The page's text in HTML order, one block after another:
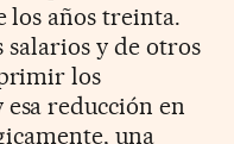
los años treinta.
y de otros
los
reducción en
una